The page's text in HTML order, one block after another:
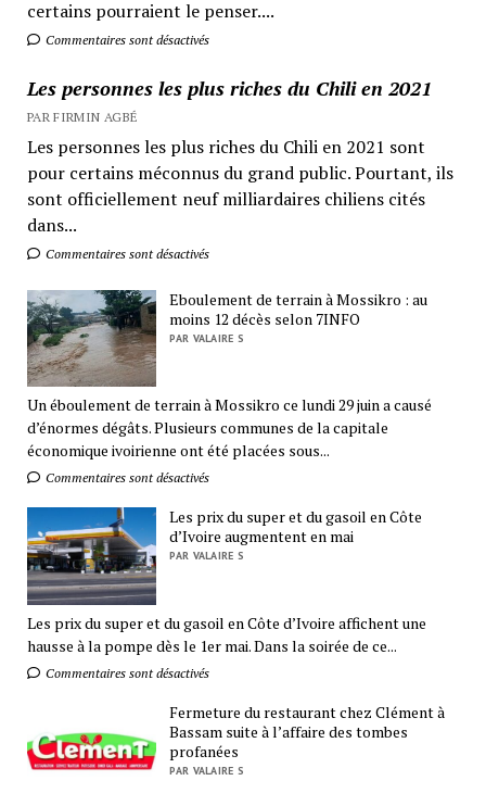
certains pourraient le penser....
Commentaires sont désactivés
Les personnes les plus riches du Chili en 2021
PAR FIRMIN AGBÉ
Les personnes les plus riches du Chili en 2021 sont
pour certains méconnus du grand public. Pourtant, ils
sont officiellement neuf milliardaires chiliens cités
dans...
Commentaires sont désactivés
Eboulement de terrain à Mossikro : au
moins 12 décès selon 7INFO
PAR VALAIRE S
Un éboulement de terrain à Mossikro ce lundi 29 juin a causé
d’énormes dégâts. Plusieurs communes de la capitale
économique ivoirienne ont été placées sous...
Commentaires sont désactivés
Les prix du super et du gasoil en Côte
d’Ivoire augmentent en mai
PAR VALAIRE S
Les prix du super et du gasoil en Côte d’Ivoire affichent une
hausse à la pompe dès le 1er mai. Dans la soirée de ce...
Commentaires sont désactivés
Fermeture du restaurant chez Clément à
Bassam suite à l’affaire des tombes
profanées
PAR VALAIRE S